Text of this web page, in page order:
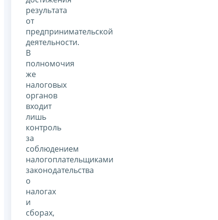
результата
от
предпринимательской
деятельности.
В
полномочия
же
налоговых
органов
входит
лишь
контроль
за
соблюдением
налогоплательщиками
законодательства
о
налогах
и
сборах,